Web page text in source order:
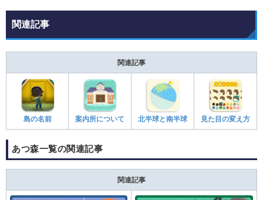
関連記事
関連記事
島の名前 案内所について 北半球と南半球 見た目の変え方
あつ森一覧の関連記事
関連記事